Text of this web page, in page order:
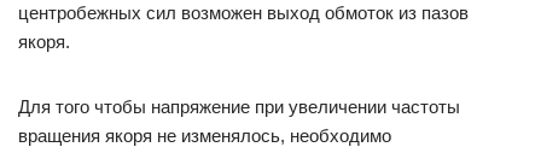
центробежных сил возможен выход обмоток из пазов
якоря.
Для того чтобы напряжение при увеличении частоты
вращения якоря не изменялось, необходимо